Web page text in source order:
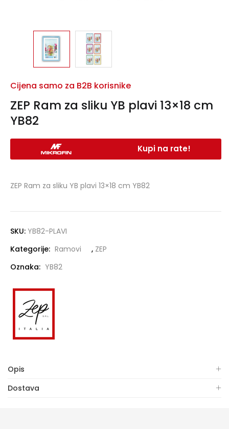
ZEP Ram za sliku YB plavi 13×18 cm
YB82
Cijena samo za B2B korisnike
Kupi na rate!
ZEP Ram za sliku YB plavi 13×18 cm YB82
SKU: YB82-PLAVI
Kategorije: Ramovi , ZEP
Oznaka: YB82
Opis
Dostava